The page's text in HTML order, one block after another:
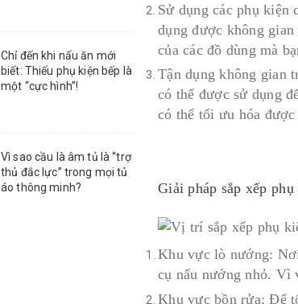
Sử dụng các phụ kiện
dụng được không
của các đồ dùng mà
Tận dụng không gian
có thể được sử dụng
có thể tối ưu hóa
Giải pháp sắp xếp
Khu vực lò nướng:
cụ nấu nướng nhỏ. Vì
Khu vực bồn rửa: Để
Chỉ đến khi nấu ăn mới
biết: Thiếu phụ kiện bếp là
một “cực hình”!
Vì sao cầu là âm tủ là “trợ
thủ đắc lực” trong mọi tủ
áo thông minh?